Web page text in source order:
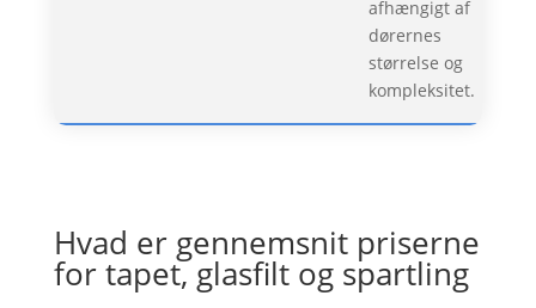
afhængigt af
dørernes
størrelse og
kompleksitet.
Hvad er gennemsnit priserne
for tapet, glasfilt og spartling